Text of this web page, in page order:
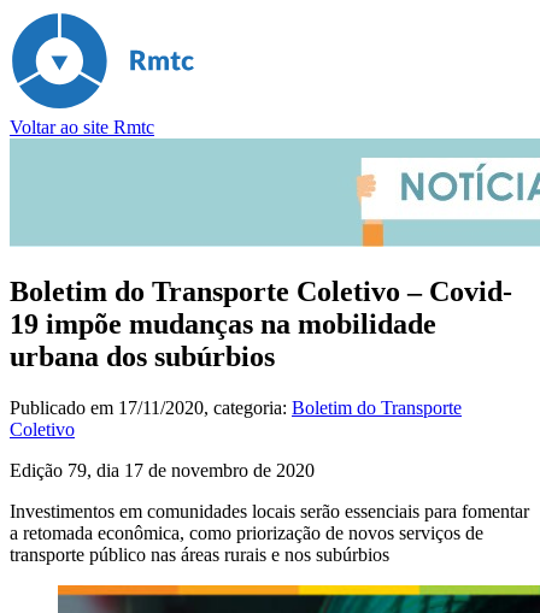
Voltar ao site Rmtc
Boletim do Transporte Coletivo – Covid-
19 impõe mudanças na mobilidade
urbana dos subúrbios
Publicado em 17/11/2020, categoria: Boletim do Transporte
Coletivo
Edição 79, dia 17 de novembro de 2020
Investimentos em comunidades locais serão essenciais para fomentar
a retomada econômica, como priorização de novos serviços de
transporte público nas áreas rurais e nos subúrbios